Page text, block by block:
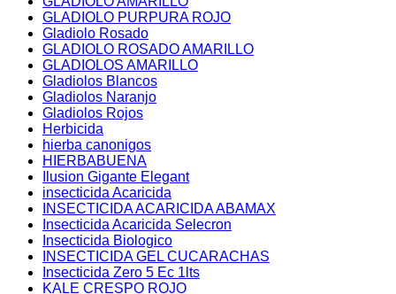
GLADIOLO PURPURA ROJO
Gladiolo Rosado
GLADIOLO ROSADO AMARILLO
GLADIOLOS AMARILLO
Gladiolos Blancos
Gladiolos Naranjo
Gladiolos Rojos
Herbicida
hierba canonigos
HIERBABUENA
Ilusion Gigante Elegant
insecticida Acaricida
INSECTICIDA ACARICIDA ABAMAX
Insecticida Acaricida Selecron
Insecticida Biologico
INSECTICIDA GEL CUCARACHAS
Insecticida Zero 5 Ec 1lts
KALE CRESPO ROJO